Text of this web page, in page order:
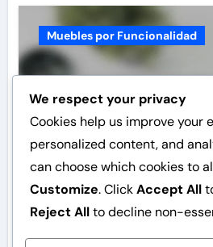
Muebles por Funcionalidad
Mesas Plegables:
espacio,
uso
We respect your privacy
Cookies help us improve your
personalized content, and
can choose which cookies to
Customize. ClickAccept All
Reject Allto decline non-